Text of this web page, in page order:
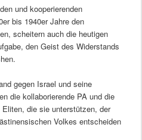
und kooperierenden
bis 1940er Jahre den
scheitern auch die heutigen
den Geist des Widerstands
gegen Israel und seine
die kollaborierende PA und die
die sie unterstützen, der
Volkes entscheiden